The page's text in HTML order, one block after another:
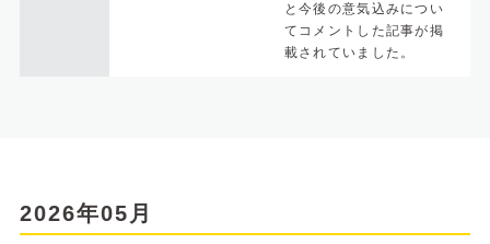
と今後の意気込みについ
てコメントした記事が掲
載されていました。
2026年05月